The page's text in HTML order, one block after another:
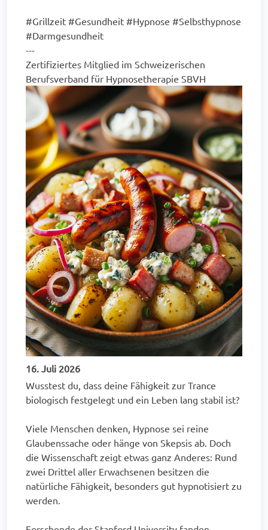
#Grillzeit #Gesundheit #Hypnose #Selbsthypnose
#Darmgesundheit
---
Zertifiziertes Mitglied im Schweizerischen
Berufsverband für Hypnosetherapie SBVH
16. Juli 2026
Wusstest du, dass deine Fähigkeit zur Trance
biologisch festgelegt und ein Leben lang stabil ist?
Viele Menschen denken, Hypnose sei reine
Glaubenssache oder hänge von Skepsis ab. Doch
die Wissenschaft zeigt etwas ganz Anderes: Rund
zwei Drittel aller Erwachsenen besitzen die
natürliche Fähigkeit, besonders gut hypnotisiert zu
werden.